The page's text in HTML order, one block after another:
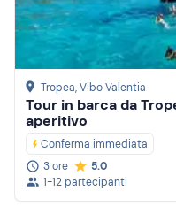
Tropea, Vibo Valentia
Tour in barca da
aperitivo
Conferma immediata
3 ore
5.0
1-12 partecipanti